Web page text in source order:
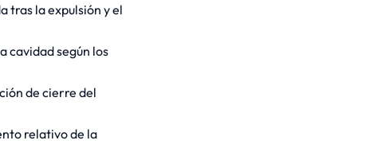
tras la expulsión y el
cavidad según los
de cierre del
relativo de la